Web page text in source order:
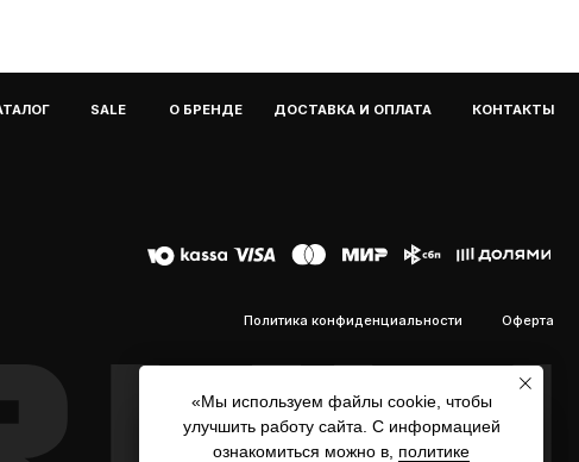
Мы используем файлы cookie, чтобы
«Мы используем файлы cookie, чтобы
улучшить работу сайта. С информацией
ознакомиться можно в, политике